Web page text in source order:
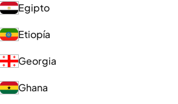
Egipto
Etiopía
Georgia
Ghana